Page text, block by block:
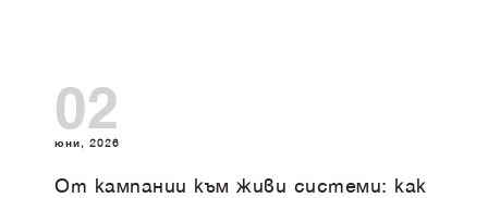
02
юни, 2026
От кампании към живи системи: как